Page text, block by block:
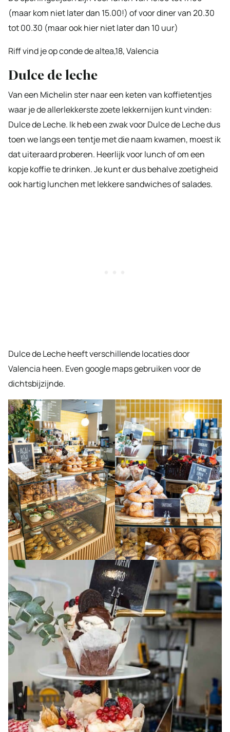
(maar kom niet later dan 15.00!) of voor diner van 20.30
tot 00.30 (maar ook hier niet later dan 10 uur)
Riff vind je op conde de altea,18, Valencia
Dulce de leche
Van een Michelin ster naar een keten van koffietentjes
waar je de allerlekkerste zoete lekkernijen kunt vinden:
Dulce de Leche. Ik heb een zwak voor Dulce de Leche dus
toen we langs een tentje met die naam kwamen, moest ik
dat uiteraard proberen. Heerlijk voor lunch of om een
kopje koffie te drinken. Je kunt er dus behalve zoetigheid
ook hartig lunchen met lekkere sandwiches of salades.
Dulce de Leche heeft verschillende locaties door
Valencia heen. Even google maps gebruiken voor de
dichtsbijzijnde.